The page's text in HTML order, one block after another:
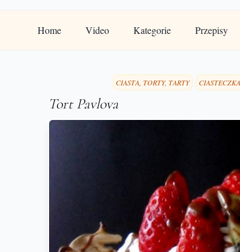
Home Video Kategorie Przepisy
CIASTA, TORTY, TARTY
Tort Pavlova